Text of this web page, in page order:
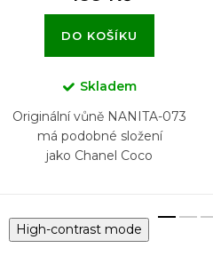
DO KOŠÍKU
Skladem
Originální vůně NANITA-073
má podobné složení
jako Chanel Coco
High-contrast mode